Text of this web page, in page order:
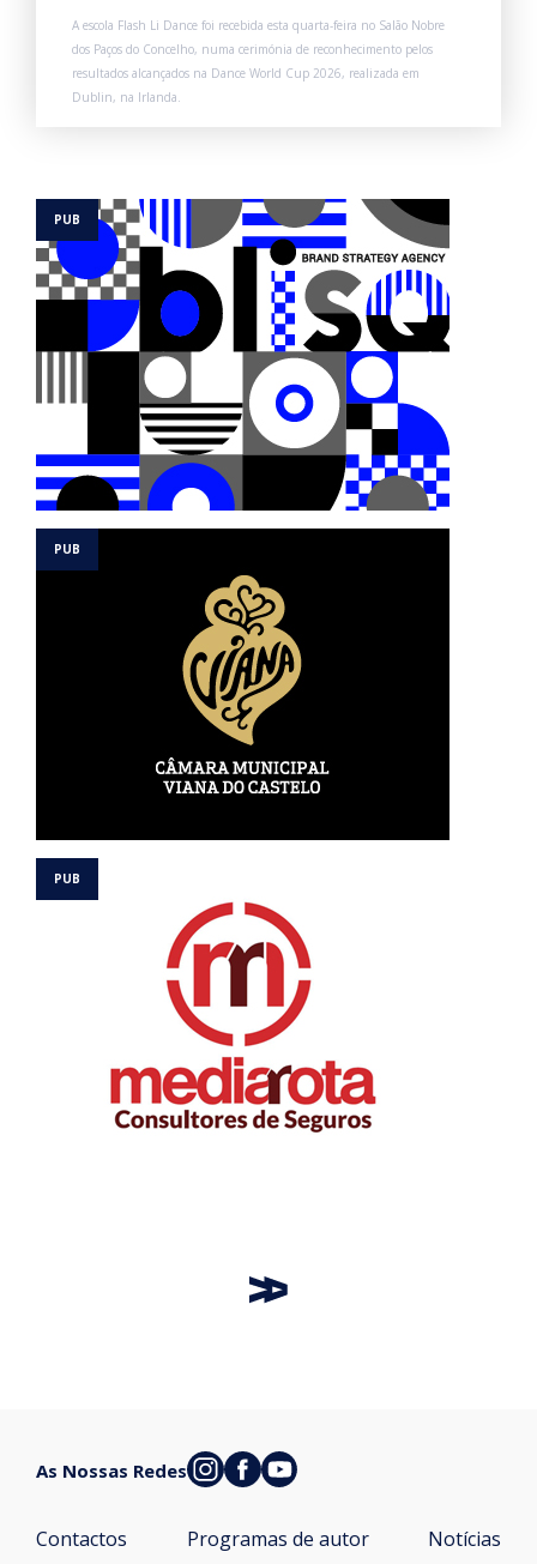
A escola Flash Li Dance foi recebida esta quarta-feira no Salão Nobre
dos Paços do Concelho, numa cerimónia de reconhecimento pelos
resultados alcançados na Dance World Cup 2026, realizada em
Dublin, na Irlanda.
Contactos Programas de autor Notícias
As Nossas Redes